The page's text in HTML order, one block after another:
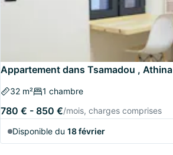
Appartement dans Tsamadou , Athina
32 m² 1 chambre
780 € - 850 €/mois, charges comprises
Disponible du 18 février